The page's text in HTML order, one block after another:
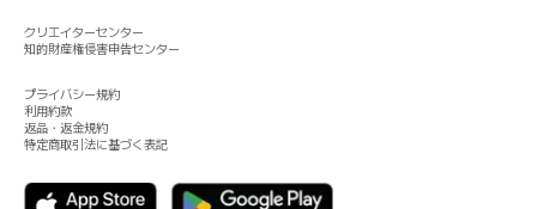
クリエイターセンター
知的財産権侵害申告センター
プライバシー規約
利用約款
返品・返金規約
特定商取引法に基づく表記